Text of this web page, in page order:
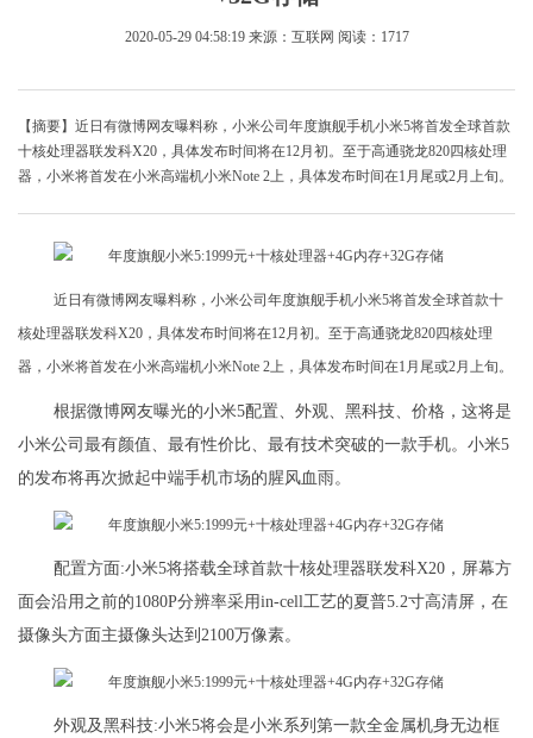
2020-05-29 04:58:19 来源：互联网 阅读：1717
【摘要】近日有微博网友曝料称，小米公司年度旗舰手机小米5将首发全球首款
十核处理器联发科X20，具体发布时间将在12月初。至于高通骁龙820四核处理
器，小米将首发在小米高端机小米Note 2上，具体发布时间在1月尾或2月上旬。
近日有微博网友曝料称，小米公司年度旗舰手机小米5将首发全球首款十
核处理器联发科X20，具体发布时间将在12月初。至于高通骁龙820四核处理
器，小米将首发在小米高端机小米Note 2上，具体发布时间在1月尾或2月上旬。
根据微博网友曝光的小米5配置、外观、黑科技、价格，这将是
小米公司最有颜值、最有性价比、最有技术突破的一款手机。小米5
的发布将再次掀起中端手机市场的腥风血雨。
配置方面:小米5将搭载全球首款十核处理器联发科X20，屏幕方
面会沿用之前的1080P分辨率采用in-cell工艺的夏普5.2寸高清屏，在
摄像头方面主摄像头达到2100万像素。
外观及黑科技:小米5将会是小米系列第一款全金属机身无边框